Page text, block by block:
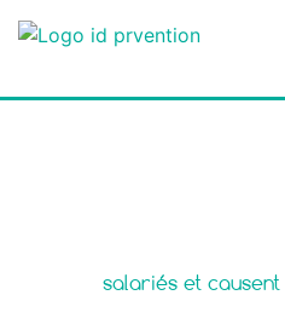
salariés et